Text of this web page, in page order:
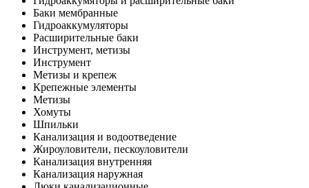
Баки мембранные
Гидроаккумуляторы
Расширительные баки
Инструмент, метизы
Инструмент
Метизы и крепеж
Крепежные элементы
Метизы
Хомуты
Шпильки
Канализация и водоотведение
Жироуловители, пескоуловители
Канализация внутренняя
Канализация наружная